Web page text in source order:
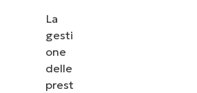
La
gesti
one
delle
prest